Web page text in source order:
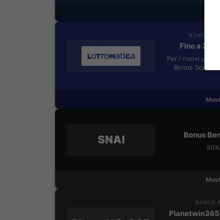
BONUS
Fino a
Per i nuovi
Bonus
SNAI Bonus
BONUS